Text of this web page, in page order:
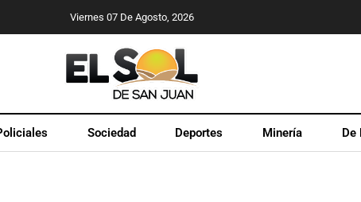
Viernes 07 De Agosto, 2026
Sociedad Deportes Minería De